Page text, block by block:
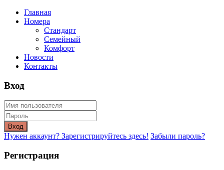
Главная
Номера
Стандарт
Семейный
Комфорт
Новости
Контакты
Вход
Вход
Нужен аккаунт? Зарегистрируйтесь здесь! Забыли пароль?
Регистрация